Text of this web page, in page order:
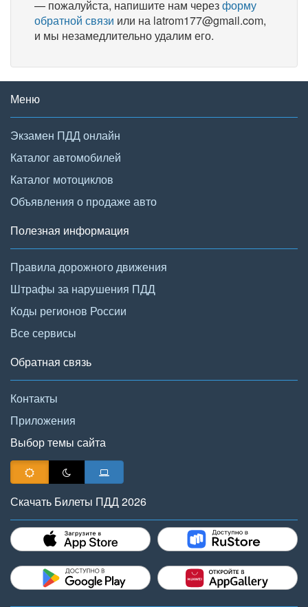
— пожалуйста, напишите нам черезформу
обратной связи или на latrom177@gmail.com,
и мы незамедлительно удалим его.
Меню
Экзамен ПДД онлайн
Каталог автомобилей
Каталог мотоциклов
Объявления о продаже авто
Полезная информация
Правила дорожного движения
Штрафы за нарушения ПДД
Коды регионов России
Все сервисы
Обратная связь
Контакты
Приложения
Выбор темы сайта
Скачать Билеты ПДД 2026